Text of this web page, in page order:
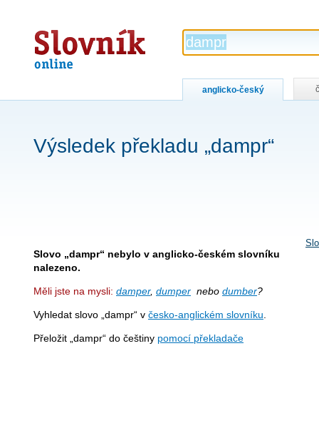
Slovník
online
anglicko-český
Výsledek překladu „dampr“
Slovo „dampr“ nebylo v anglicko-českém slovníku
nalezeno.
Měli jste na mysli: damper, dumper nebo dumber?
Vyhledat slovo „dampr“ v česko-anglickém slovníku
Přeložit „dampr“ do češtiny pomocí překladače